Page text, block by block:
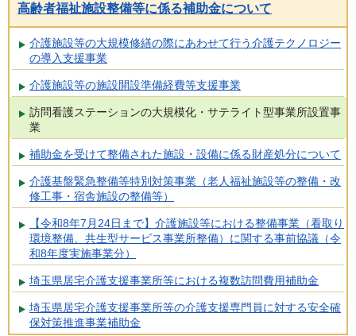
高齢者福祉施設整備等に係る補助金について
介護施設等の大規模修繕の際にあわせて行う介護テクノロジー
の導入支援事業
介護施設等の施設開設準備経費等支援事業
訪問看護ステーションの大規模化・サテライト型事業所設置事
業
補助金を受けて整備された施設・設備に係る財産処分について
介護基盤緊急整備等特別対策事業（老人福祉施設等の整備・改
修工事・宿舎施設の整備等）
【令和8年7月24日まで】介護施設等における整備事業（看取り
環境整備、共生型サービス事業所整備）に関する事前協議（令
和8年度実施事業分）
埼玉県居宅介護支援事業所等における複数訪問費用補助金
埼玉県居宅介護支援事業所等の介護支援専門員に対する安全確
保対策推進事業補助金